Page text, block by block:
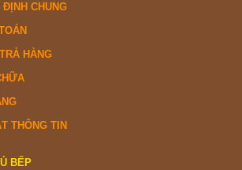
CHUNG
HÀNG
THÔNG TIN
BẾP